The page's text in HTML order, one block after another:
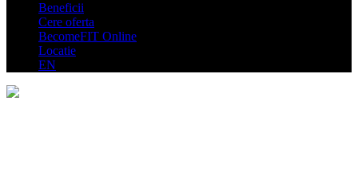
Beneficii
Cere oferta
BecomeFIT Online
Locatie
EN